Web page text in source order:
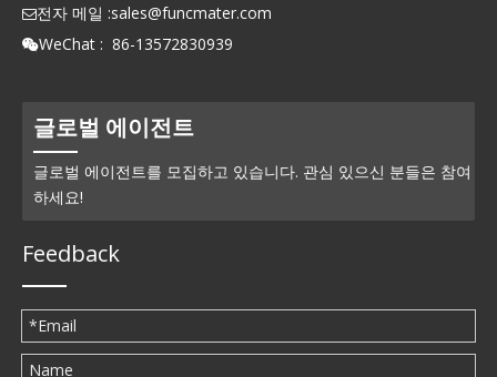
전자 메일 :sales@funcmater.com
WeChat : 86-13572830939
글로벌 에이전트
글로벌 에이전트를 모집하고 있습니다. 관심 있으신 분들은 참여
하세요!
Feedback